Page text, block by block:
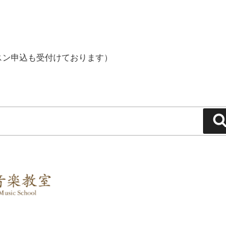
申込も受付けております）